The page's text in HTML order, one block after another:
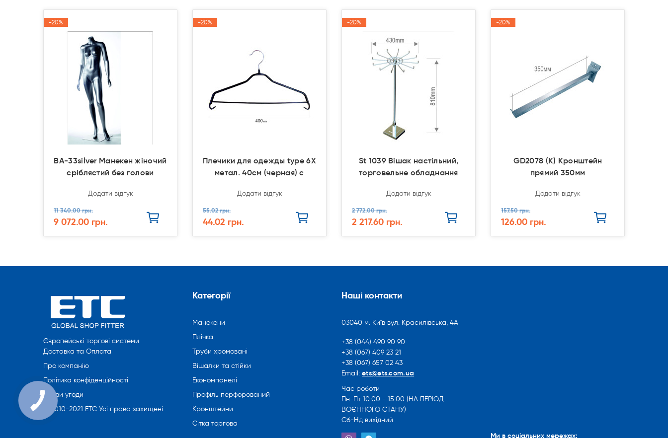
-20%
-20%
BA-33silver Манекен жіночий
сріблястий без голови
Додати відгук
11 340.00 грн.
9 072.00 грн.
-20%
-20%
Плечики для одежды type 6Х
метал. 40см (черная) с
Додати відгук
55.02 грн.
44.02 грн.
-20%
-20%
St 1039 Вішак настільний,
торговельне обладнання
Додати відгук
2 772.00 грн.
2 217.60 грн.
-20%
-20%
GD2078 (К) Кронштейн
прямий 350мм
Додати відгук
157.50 грн.
126.00 грн.
Європейські торгові системи
Доставка та Оплата
Про компанію
Політика конфіденційності
Умови угоди
© 2010-2021 ETC Усі права захищені
Категорії
Манекени
Плічка
Труби хромовані
Вішалки та стійки
Економпанелі
Профіль перфорований
Кронштейни
Сітка торгова
Наші контакти
03040 м. Київ вул. Красилівська, 4А
+38 (044) 490 90 90
+38 (067) 409 23 21
+38 (067) 657 02 43
Email: ets@ets.com.ua
Час роботи
Пн-Пт 10:00 - 15:00 (НА ПЕРІОД
ВОЄННОГО СТАНУ)
Сб-Нд вихідний
Ми в соціальних мережах: